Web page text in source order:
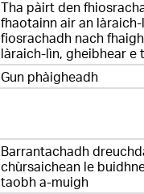
Tha pàirt den
fhaotainn air an làraich-
fiosrachadh nach
làraich-lìn, gheibhear e
Gun phàigheadh
Barrantachadh
chùrsaichean le
taobh a-muigh